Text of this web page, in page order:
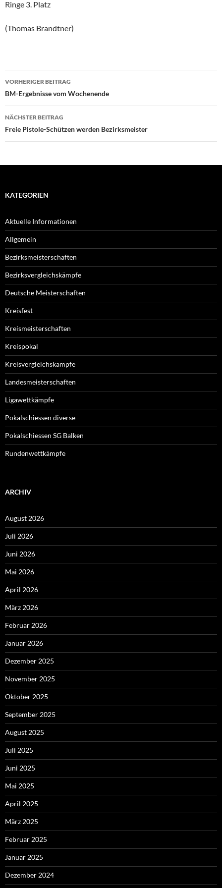
Ringe 3. Platz
(Thomas Brandtner)
Beitragsnavigation
VORHERIGER BEITRAG
BM-Ergebnisse vom Wochenende
NÄCHSTER BEITRAG
Freie Pistole-Schützen werden Bezirksmeister
KATEGORIEN
Aktuelle Informationen
Allgemein
Bezirksmeisterschaften
Bezirksvergleichskämpfe
Deutsche Meisterschaften
Kreisfest
Kreismeisterschaften
Kreispokal
Kreisvergleichskämpfe
Landesmeisterschaften
Ligawettkämpfe
Pokalschiessen diverse
Pokalschiessen SG Balken
Rundenwettkämpfe
ARCHIV
August 2026
Juli 2026
Juni 2026
Mai 2026
April 2026
März 2026
Februar 2026
Januar 2026
Dezember 2025
November 2025
Oktober 2025
September 2025
August 2025
Juli 2025
Juni 2025
Mai 2025
April 2025
März 2025
Februar 2025
Januar 2025
Dezember 2024